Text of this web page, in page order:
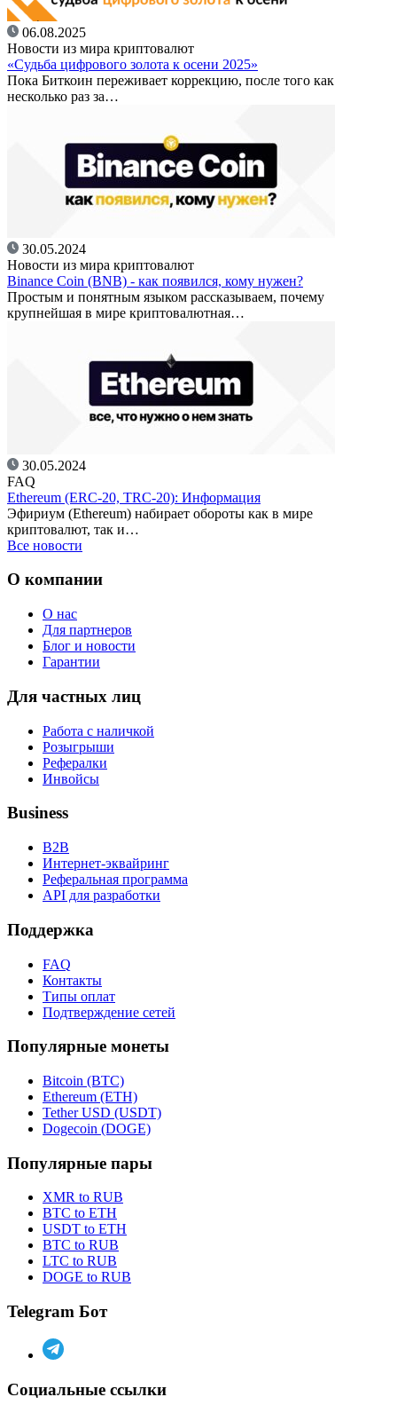
06.08.2025
Новости из мира криптовалют
«Судьба цифрового золота к осени 2025»
Пока Биткоин переживает коррекцию, после того как
несколько раз за…
30.05.2024
Новости из мира криптовалют
Binance Coin (BNB) - как появился, кому нужен?
Простым и понятным языком рассказываем, почему
крупнейшая в мире криптовалютная…
30.05.2024
FAQ
Ethereum (ERC-20, TRC-20): Информация
Эфириум (Ethereum) набирает обороты как в мире
криптовалют, так и…
Все новости
О компании
О нас
Для партнеров
Блог и новости
Гарантии
Для частных лиц
Работа с наличкой
Розыгрыши
Рефералки
Инвойсы
Business
B2B
Интернет-эквайринг
Реферальная программа
API для разработки
Поддержка
FAQ
Контакты
Типы оплат
Подтверждение сетей
Популярные монеты
Bitcoin (BTC)
Ethereum (ETH)
Tether USD (USDT)
Dogecoin (DOGE)
Популярные пары
XMR to RUB
BTC to ETH
USDT to ETH
BTC to RUB
LTC to RUB
DOGE to RUB
Telegram Бот
Социальные ссылки